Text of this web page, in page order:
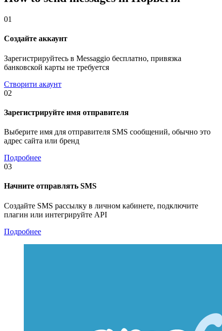
01
Создайте аккаунт
Зарегистрируйтесь в Messaggio бесплатно, привязка
банковской карты не требуется
Створити акаунт
02
Зарегистрируйте имя отправителя
Выберите имя для отправителя SMS сообщений, обычно это
адрес сайта или бренд
Подробнее
03
Начните отправлять SMS
Создайте SMS рассылку в личном кабинете, подключите
плагин или интегрируйте API
Подробнее